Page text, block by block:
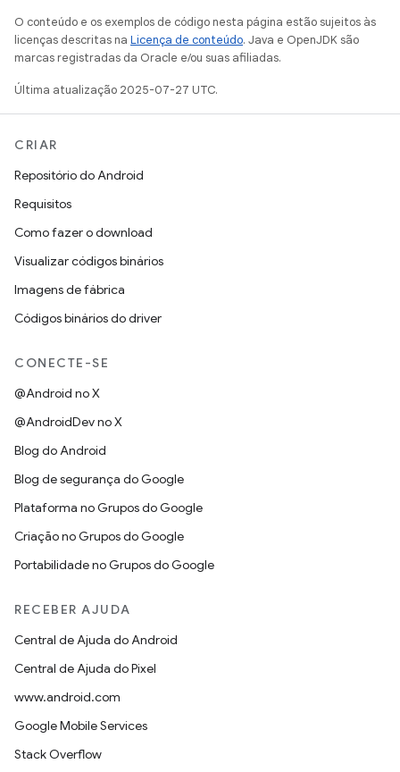
O conteúdo e os exemplos de código nesta página estão sujeitos às
licenças descritas na Licença de conteúdo. Java e OpenJDK são
marcas registradas da Oracle e/ou suas afiliadas.
Última atualização 2025-07-27 UTC.
CRIAR
Repositório do Android
Requisitos
Como fazer o download
Visualizar códigos binários
Imagens de fábrica
Códigos binários do driver
CONECTE-SE
@Android no X
@AndroidDev no X
Blog do Android
Blog de segurança do Google
Plataforma no Grupos do Google
Criação no Grupos do Google
Portabilidade no Grupos do Google
RECEBER AJUDA
Central de Ajuda do Android
Central de Ajuda do Pixel
www.android.com
Google Mobile Services
Stack Overflow